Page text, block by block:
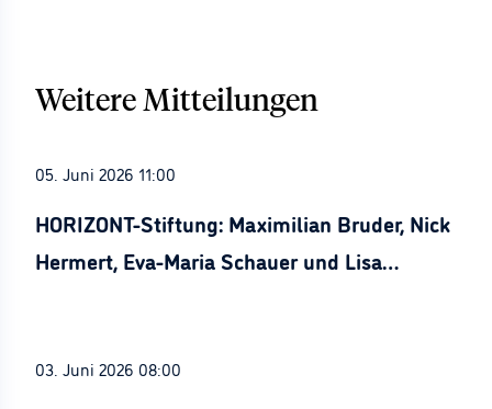
Weitere Mitteilungen
05. Juni 2026 11:00
HORIZONT-Stiftung: Maximilian Bruder, Nick
Hermert, Eva-Maria Schauer und Lisa
03. Juni 2026 08:00